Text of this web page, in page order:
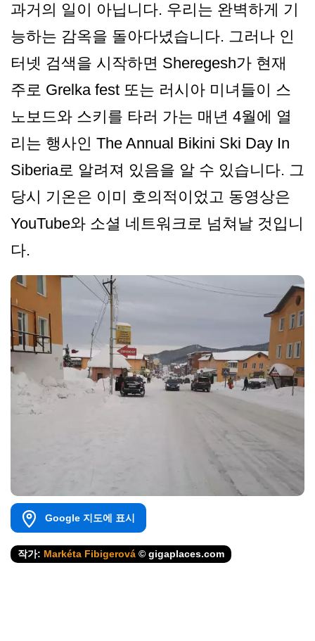
과거의 일이 아닙니다. 우리는 완벽하게 기
능하는 감옥을 돌아다녔습니다. 그러나 인
터넷 검색을 시작하면 Sheregesh가 현재
주로 Grelka fest 또는 러시아 미녀들이 스
노보드와 스키를 타러 가는 매년 4월에 열
리는 행사인 The Annual Bikini Ski Day In
Siberia로 알려져 있음을 알 수 있습니다. 그
당시 기온은 이미 호의적이었고 동영상은
YouTube와 소셜 네트워크로 넘쳐날 것입니
다.
Google 지도에 표시
작가: Markéta Fibigerová © gigaplaces.com